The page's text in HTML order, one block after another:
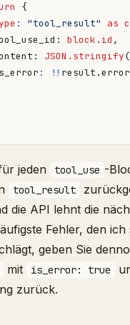
{
: "tool_result" as
: block.id ,
: JSON.stringify(
: !! result .error
jeden tool_use -
tool_result
die API lehnt die
Fehler, den ich
geben Sie
mit is_error: true
zurück.